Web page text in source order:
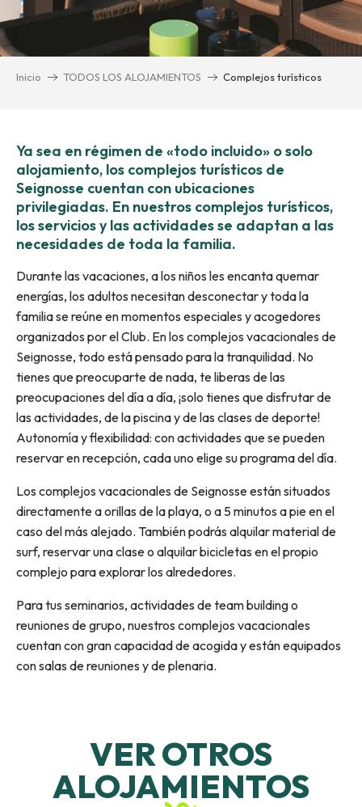
Inicio TODOS LOS ALOJAMIENTOS Complejos turísticos
Ya sea en régimen de «todo incluido» o solo
alojamiento, los complejos turísticos de
Seignosse cuentan con ubicaciones
privilegiadas. En nuestros complejos turísticos,
los servicios y las actividades se adaptan a las
necesidades de toda la familia.
Durante las vacaciones, a los niños les encanta quemar
energías, los adultos necesitan desconectar y toda la
familia se reúne en momentos especiales y acogedores
organizados por el Club. En los complejos vacacionales de
Seignosse, todo está pensado para la tranquilidad. No
tienes que preocuparte de nada, te liberas de las
preocupaciones del día a día, ¡solo tienes que disfrutar de
las actividades, de la piscina y de las clases de deporte!
Autonomía y flexibilidad: con actividades que se pueden
reservar en recepción, cada uno elige su programa del día.
Los complejos vacacionales de Seignosse están situados
directamente a orillas de la playa, o a 5 minutos a pie en el
caso del más alejado. También podrás alquilar material de
surf, reservar una clase o alquilar bicicletas en el propio
complejo para explorar los alrededores.
Para tus seminarios, actividades de team building o
reuniones de grupo, nuestros complejos vacacionales
cuentan con gran capacidad de acogida y están equipados
con salas de reuniones y de plenaria.
Village Vacances Belambra Club Les Tuquets
Domaine de l'Agréou Vacances Bleues
Village Club Cap Océan
Belambra Club Les Estagnots
VER OTROS
ALOJAMIENTOS